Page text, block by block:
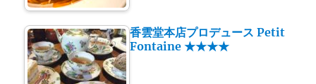
香雲堂本店プロデュース Petit
Fontaine ★★★★